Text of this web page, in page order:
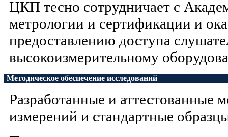
ЦКП тесно сотрудничает с
метрологии и сертификации и
предоставлению доступа
высокоизмерительному
Методическое обеспечение исследований
Разработанные и аттестованные
измерений и стандартные